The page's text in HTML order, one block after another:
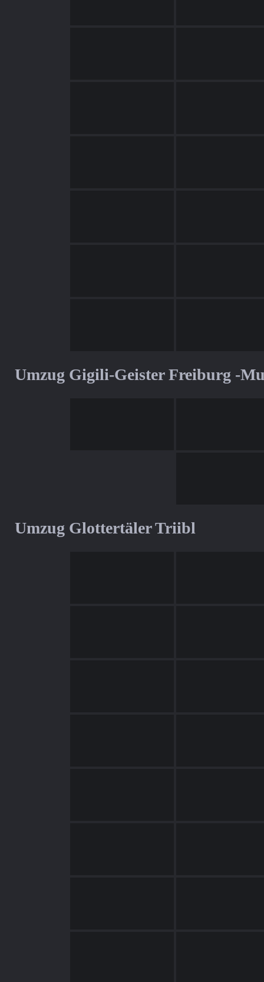
Umzug Gigili-Geister Freiburg -
Umzug Glottertäler Triibl